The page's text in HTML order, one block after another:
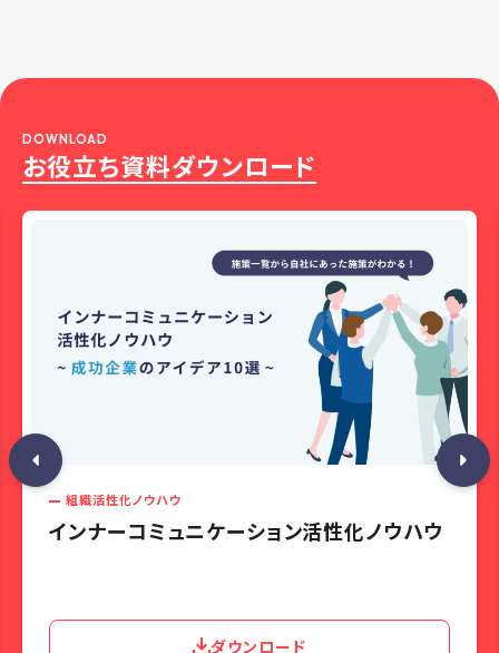
お役立ち資料ダウンロード
DOWNLOAD
組織活性化ノウハウ
インナーコミュニケーション活性化ノウハウ
ダウンロード